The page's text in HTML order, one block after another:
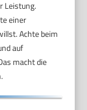
Leistung.
einer
Achte beim
auf
macht die